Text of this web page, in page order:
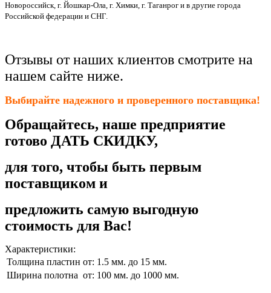
Новороссийск, г. Йошкар-Ола, г. Химки, г. Таганрог и в другие города
Российской федерации и СНГ.
Отзывы от наших клиентов смотрите на
нашем сайте ниже.
Выбирайте надежного и проверенного поставщика!
Обращайтесь, наше предприятие
готово ДАТЬ СКИДКУ,
для того, чтобы быть первым
поставщиком и
предложить самую выгодную
стоимость для Вас!
Характеристики:
Толщина пластин от: 1.5 мм. до 15 мм.
Ширина полотна от: 100 мм. до 1000 мм.